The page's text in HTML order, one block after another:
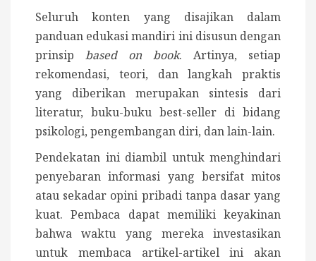
Seluruh konten yang disajikan dalam
panduan edukasi mandiri ini disusun dengan
prinsip based on book. Artinya, setiap
rekomendasi, teori, dan langkah praktis
yang diberikan merupakan sintesis dari
literatur, buku-buku best-seller di bidang
psikologi, pengembangan diri, dan lain-lain.
Pendekatan ini diambil untuk menghindari
penyebaran informasi yang bersifat mitos
atau sekadar opini pribadi tanpa dasar yang
kuat. Pembaca dapat memiliki keyakinan
bahwa waktu yang mereka investasikan
untuk membaca artikel-artikel ini akan